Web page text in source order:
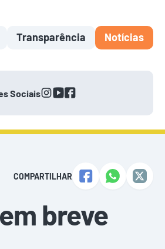
Transparência Notícias
Sociaisinstagram
youtube
facebook
COMPARTILHAR
breve